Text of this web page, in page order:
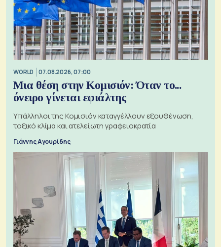
WORLD 07.08.2026, 07:00
Μια θέση στην Κομισιόν: Όταν το...
όνειρο γίνεται εφιάλτης
Υπάλληλοι της Κομισιόν καταγγέλλουν εξουθένωση,
τοξικό κλίμα και ατελείωτη γραφειοκρατία
Γιάννης Αγουρίδης